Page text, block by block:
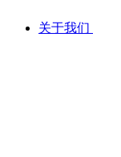
关于我们